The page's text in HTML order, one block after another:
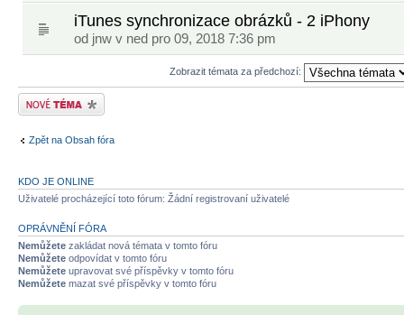
iTunes synchronizace obrázků - 2 iPhony
od jnw v ned pro 09, 2018 7:36 pm
Zobrazit témata za předchozí:
Odeslat nové téma
Zpět na Obsah fóra
KDO JE ONLINE
Uživatelé procházející toto fórum: Žádní registrovaní uživatelé
OPRÁVNĚNÍ FÓRA
Nemůžete zakládat nová témata v tomto fóru
Nemůžete odpovídat v tomto fóru
Nemůžete upravovat své příspěvky v tomto fóru
Nemůžete mazat své příspěvky v tomto fóru